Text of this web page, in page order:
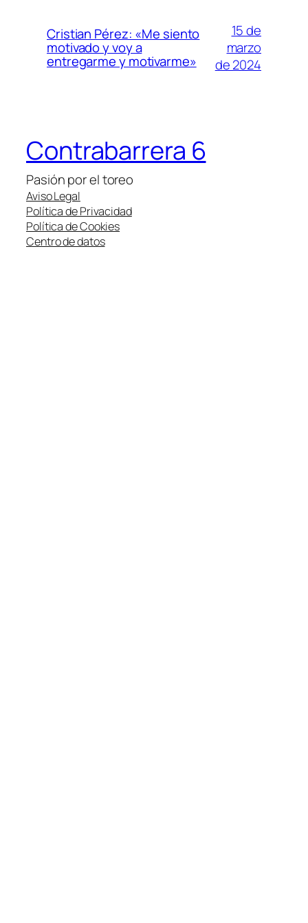
Cristian Pérez: «Me siento
motivado y voy a
entregarme y motivarme»
15 de
marzo
de 2024
Contrabarrera 6
Pasión por el toreo
Aviso Legal
Política de Privacidad
Política de Cookies
Centro de datos